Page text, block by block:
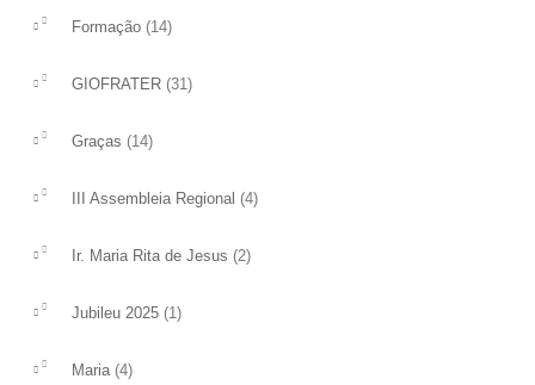
Formação (14)
GIOFRATER (31)
Graças (14)
III Assembleia Regional (4)
Ir. Maria Rita de Jesus (2)
Jubileu 2025 (1)
Maria (4)